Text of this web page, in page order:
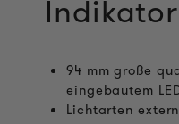
Indikator
94 mm große
eingebautem
Lichtarten